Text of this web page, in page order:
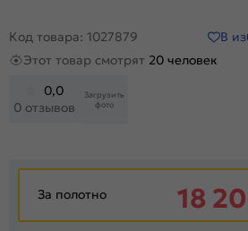
Код товара: 1027879 В
Этот товар смотрят 20 человек
0,0
0 отзывов
Загрузить
фото
За полотно 18